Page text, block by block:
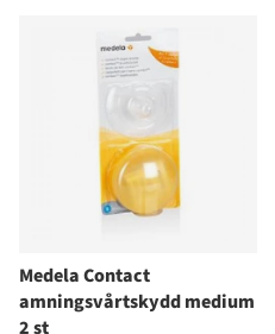
Medela Contact
amningsvårtskydd medium
2 st